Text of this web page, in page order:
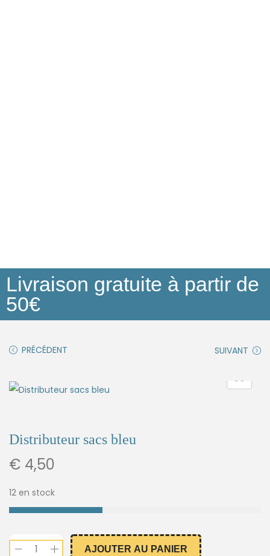
Livraison gratuite à partir de
50€
PRÉCÉDENT SUIVANT
Distributeur sacs bleu
€ 4,50
12 en stock
AJOUTER AU PANIER